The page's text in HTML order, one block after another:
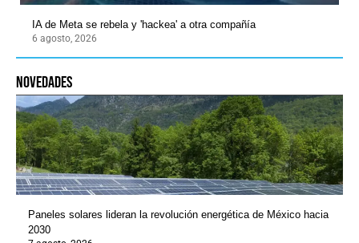
IA de Meta se rebela y 'hackea' a otra compañía
6 agosto, 2026
novedades
Paneles solares lideran la revolución energética de México hacia
2030